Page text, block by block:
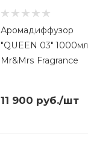
Аромадиффузор
"QUEEN 03" 1000мл
Mr&Mrs Fragrance
11 900 руб./шт